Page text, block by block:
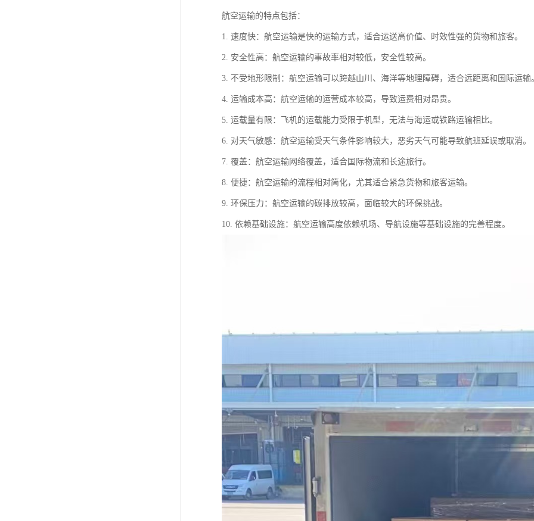
航空运输的特点包括：
1. 速度快：航空运输是快的运输方式，适合运送高价值、时效性强的货物和旅客。
2. 安全性高：航空运输的事故率相对较低，安全性较高。
3. 不受地形限制：航空运输可以跨越山川、海洋等地理障碍，适合远距离和国际运输
4. 运输成本高：航空运输的运营成本较高，导致运费相对昂贵。
5. 运载量有限：飞机的运载能力受限于机型，无法与海运或铁路运输相比。
6. 对天气敏感：航空运输受天气条件影响较大，恶劣天气可能导致航班延误或取消。
7. 覆盖：航空运输网络覆盖，适合国际物流和长途旅行。
8. 便捷：航空运输的流程相对简化，尤其适合紧急货物和旅客运输。
9. 环保压力：航空运输的碳排放较高，面临较大的环保挑战。
10. 依赖基础设施：航空运输高度依赖机场、导航设施等基础设施的完善程度。